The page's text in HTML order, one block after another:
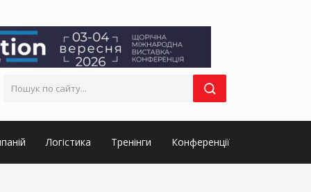
Логістика Тренінги Конференції